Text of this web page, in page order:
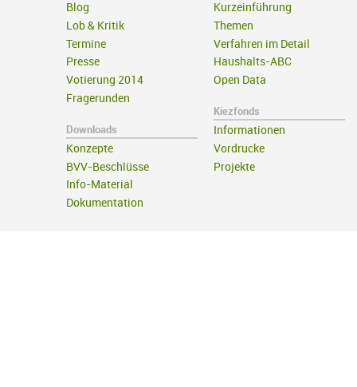
Blog
Lob & Kritik
Termine
Presse
Votierung 2014
Fragerunden
Downloads
Konzepte
BVV-Beschlüsse
Info-Material
Dokumentation
Kurzeinführung
Themen
Verfahren im Detail
Haushalts-ABC
Open Data
Kiezfonds
Informationen
Vordrucke
Projekte